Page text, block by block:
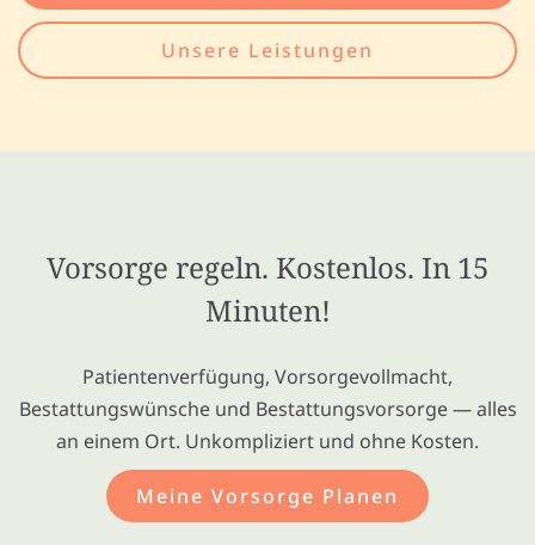
Unsere Leistungen
Vorsorge regeln. Kostenlos. In 15
Minuten!
Patientenverfügung, Vorsorgevollmacht,
Bestattungswünsche und Bestattungsvorsorge — alles
an einem Ort. Unkompliziert und ohne Kosten.
Meine Vorsorge Planen